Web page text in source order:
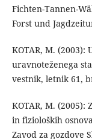
Fichten-Tannen-
Forst und
KOTAR, M.
uravnoteženega
vestnik, letnik 61,
KOTAR, M. (2005):
in fizioloških
Zavod za gozdove